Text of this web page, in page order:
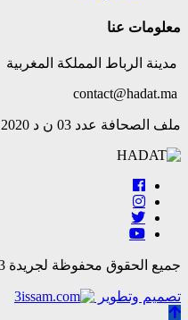
معلومات عنا
مدينة الرباط المملكة المغربية
ملف الصحافة عدد 03 ن د 2020
جميع الحقوق محفوظة لجريدة HADAT © 2023
تصميم وتطوير